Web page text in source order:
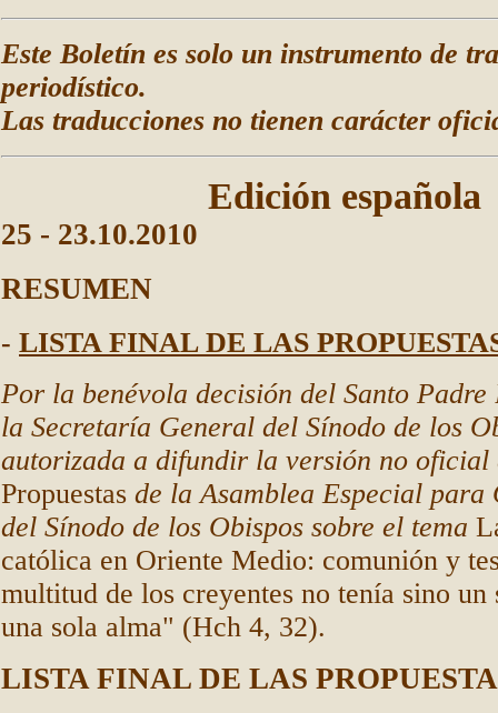
Este Boletín es solo un instrumento de
periodístico.
Las traducciones no tienen carácter
Edición española
25 - 23.10.2010
RESUMEN
- LISTA FINAL DE LAS
Por la benévola decisión del Santo
la Secretaría General del Sínodo de los
autorizada a difundir la versión no oficial
Propuestas de la Asamblea Especial para
del Sínodo de los Obispos sobre el tema
católica en Oriente Medio: comunión y
multitud de los creyentes no tenía sino un
una sola alma" (Hch 4, 32).
LISTA FINAL DE LAS